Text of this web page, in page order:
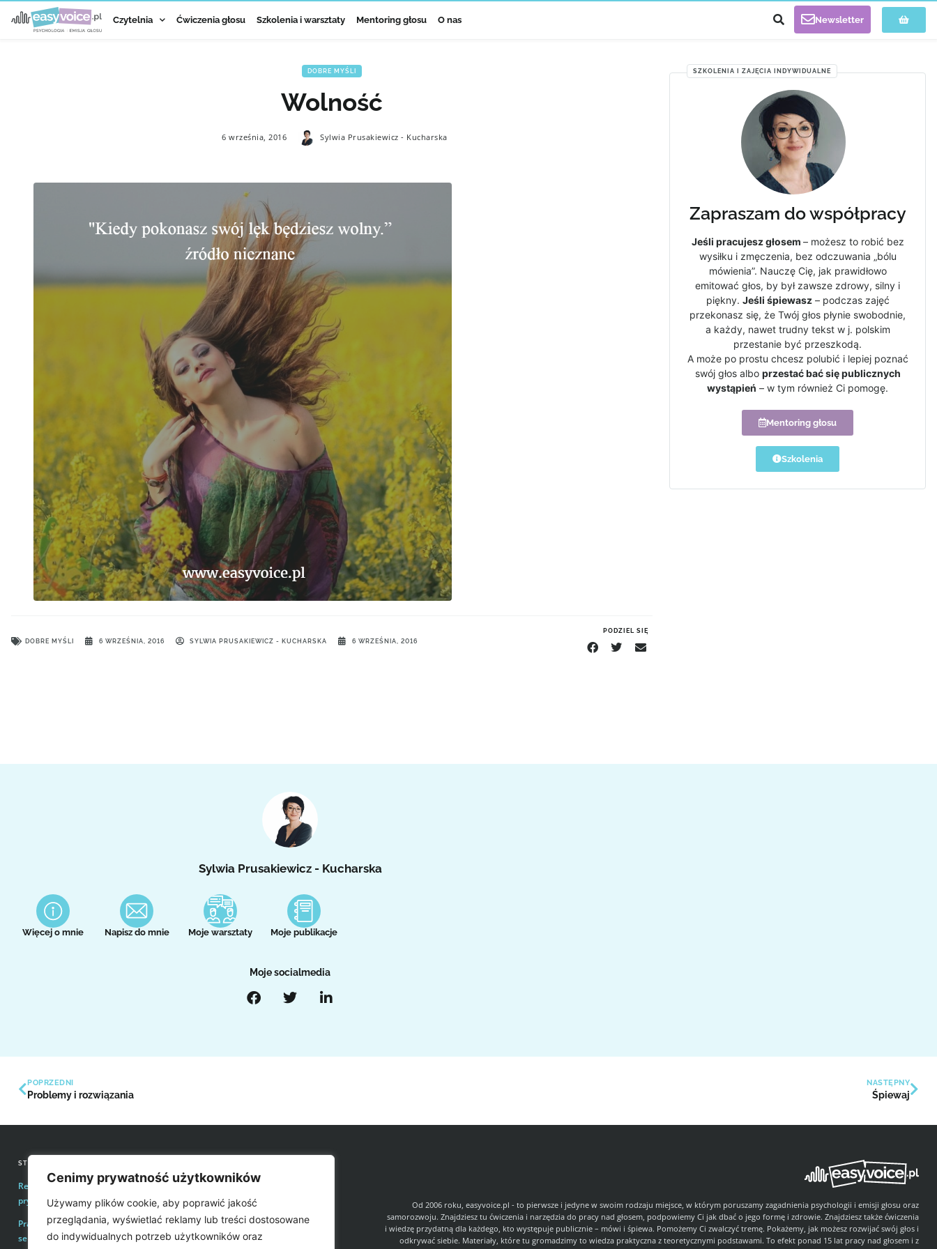
Cenimy prywatność użytkowników
Używamy plików cookie, aby poprawić jakość
przeglądania, wyświetlać reklamy lub treści dostosowane
do indywidualnych potrzeb użytkowników oraz
Czytelnia Ćwiczenia głosu Szkolenia i warsztaty Mentoring głosu O nas Newsletter
DOBRE MYŚLI
Wolność
6 września, 2016 Sylwia Prusakiewicz - Kucharska
DOBRE MYŚLI 6 WRZEŚNIA, 2016 SYLWIA PRUSAKIEWICZ - KUCHARSKA 6 WRZEŚNIA, 2016
PODZIEL SIĘ
Zapraszam do współpracy
Jeśli pracujesz głosem – możesz to robić bez
wysiłku i zmęczenia, bez odczuwania „bólu
mówienia”. Nauczę Cię, jak prawidłowo
emitować głos, by był zawsze zdrowy, silny i
piękny. Jeśli śpiewasz– podczas zajęć
przekonasz się, że Twój głos płynie swobodnie,
a każdy, nawet trudny tekst w j. polskim
przestanie być przeszkodą.
A może po prostu chcesz polubić i lepiej poznać
swój głos albo przestać bać się publicznych
wystąpień – w tym również Ci pomogę.
Mentoring głosu
Szkolenia
SZKOLENIA I ZAJĘCIA INDYWIDUALNE
Sylwia Prusakiewicz - Kucharska
Więcej o mnie Napisz do mnie Moje warsztaty Moje publikacje
Moje socialmedia
POPRZEDNI
Problemy i rozwiązania
NASTĘPNY
Śpiewaj
STRONY INFORMACYJNE
Regulamin zakupów i polityka
prywatności
Prawa autorskie i wykorzystywanie treści
serwisu
Email:redakcja@easyvoice.pl
WSPÓŁPRACE, OFERTY
Email: karol@easyvoice.pl
Od 2006 roku, easyvoice.pl - to pierwsze i jedyne w swoim rodzaju miejsce, w którym poruszamy zagadnienia psychologii i emisji głosu oraz
samorozwoju. Znajdziesz tu ćwiczenia i narzędzia do pracy nad głosem, podpowiemy Ci jak dbać o jego formę i zdrowie. Znajdziesz także ćwiczenia
i wiedzę przydatną dla każdego, kto występuje publicznie – mówi i śpiewa. Pomożemy Ci zwalczyć tremę. Pokażemy, jak możesz rozwijać swój głos i
odkrywać siebie. Materiały, które tu gromadzimy to wiedza praktyczna z teoretycznymi podstawami. To efekt ponad 15 lat pracy nad głosem i z